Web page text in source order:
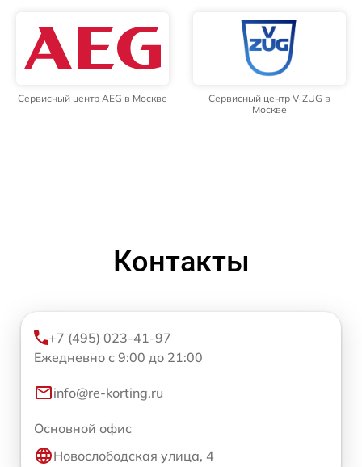
Сервисный центр AEG в Москве
Сервисный центр V-ZUG в
Москве
Контакты
+7 (495) 023-41-97
Ежедневно с 9:00 до 21:00
info@re-korting.ru
Основной офис
Новослободская улица, 4